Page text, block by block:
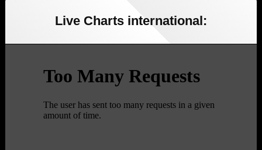
Live Charts international: